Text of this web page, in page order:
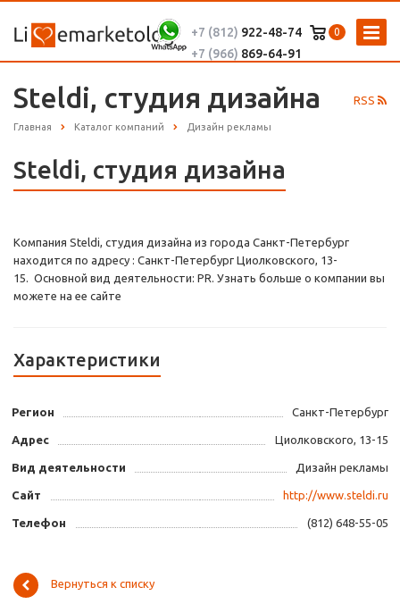
0
+7 (812) 922-48-74
+7 (966) 869-64-91
RSS
Steldi, студия дизайна
Главная Каталог компаний Дизайн рекламы
Steldi, студия дизайна
Компания Steldi, студия дизайна из города Санкт-Петербург
находится по адресу : Санкт-Петербург Циолковского, 13-
15. Основной вид деятельности: PR. Узнать больше о компании вы
можете на ее сайте
Характеристики
Регион Санкт-Петербург
Адрес Циолковского, 13-15
Вид деятельности Дизайн рекламы
Сайт http://www.steldi.ru
Телефон (812) 648-55-05
Вернуться к списку